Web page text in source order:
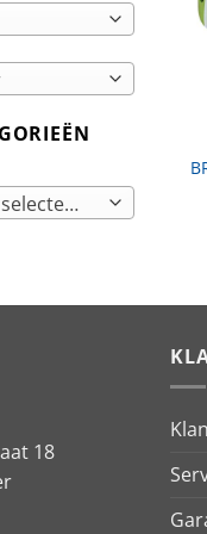
Een categorie selecteren
18